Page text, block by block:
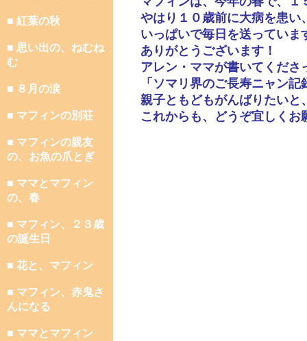
■ 紅葉の秋
■ 思い出の、ねむね
む
■ ８月の涙
■ マフィンの別荘
■ マフィンの親友
の、お魚の爪とぎ
■ ママとマフィン
の、春
■ マフィン、２３歳
の誕生日
■ 花と、マフィン
■ マフィン、赤鬼さ
んになる
■ ママとマフィン
やはり１０歳前に大病を患い
いっぱいで毎日を送っていま
ありがとうございます！
アレン・ママが書いてくださ
「ソマリ界のご長寿ニャン
親子ともどもがんばりたいと
これからも、どうぞ宜しくお